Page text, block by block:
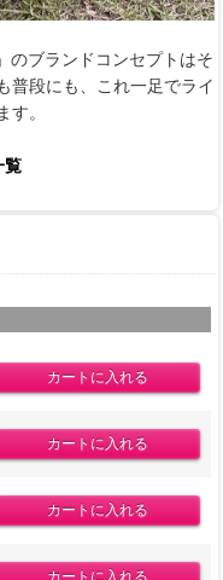
のブランドコンセプトはそ
普段にも、これ一足でライ
す。
覧